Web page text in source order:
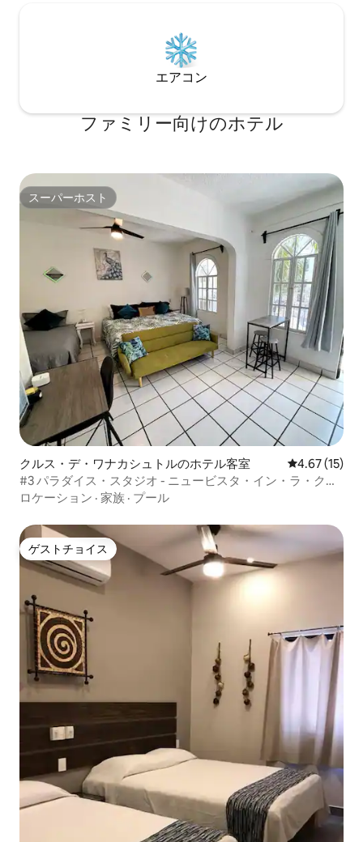
エアコン
ファミリー向⁠け⁠のホ⁠テ⁠ル
スーパーホスト
スーパーホスト
クルス・デ・ワナカシュトルのホテル客室 レビュー15
4.67 (15)
#3 パラダイス・スタジオ - ニュービスタ・イン・ラ・クル
ス
ロケーション · 家族 · プール
ゲストチョイス
ゲストチョイス